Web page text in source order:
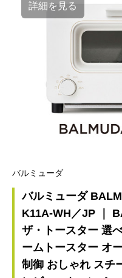
詳細を見る
バルミューダ
バルミューダ
K11A-WH／JP ｜
ザ・トースター 選
ームトースター オ
制御 おしゃれ スチ